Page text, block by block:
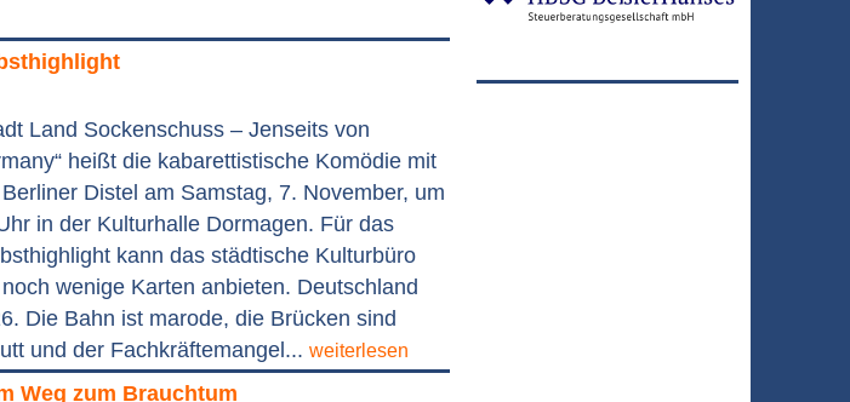
Land Sockenschuss – Jenseits von
heißt die kabarettistische Komödie mit
Distel am Samstag, 7. November, um
in der Kulturhalle Dormagen. Für das
kann das städtische Kulturbüro
wenige Karten anbieten. Deutschland
Die Bahn ist marode, die Brücken sind
und der Fachkräftemangel... weiterlesen
Weg zum Brauchtum